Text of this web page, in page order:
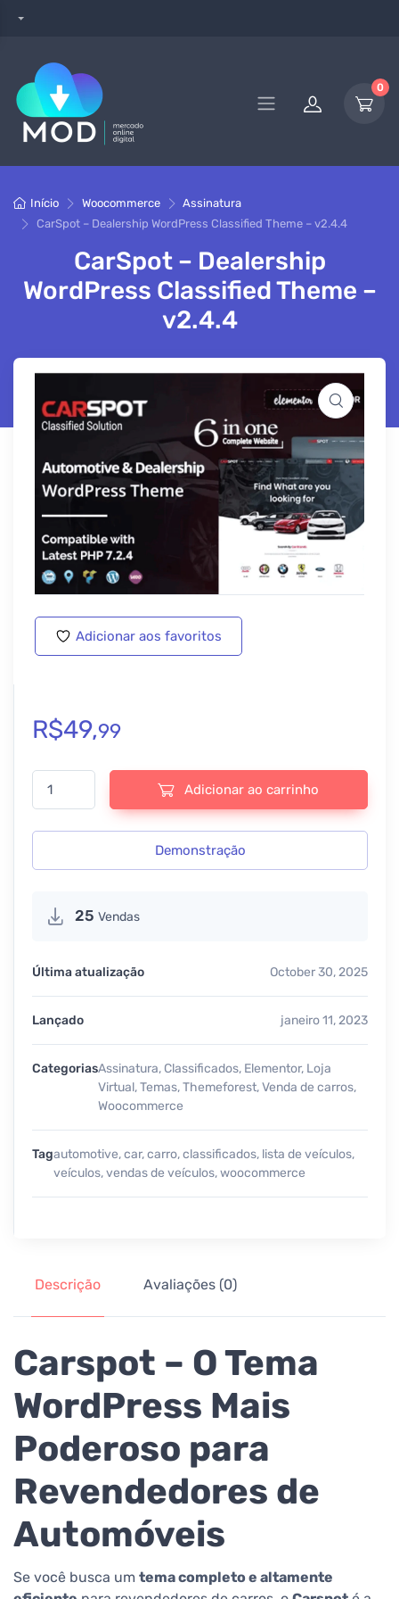
0
Início Woocommerce
Assinatura
CarSpot – Dealership WordPress Classified Theme – v2.4.4
CarSpot – Dealership
WordPress Classified Theme –
v2.4.4
Adicionar aos favoritos
R$49,99
CarSpot – Dealership WordPress Classified Theme - v2.4.4
Adicionar ao carrinho
Demonstração
25 Vendas
Última atualização October 30, 2025
Lançado janeiro 11, 2023
CategoriasAssinatura, Classificados, Elementor, Loja
Virtual,Temas,Themeforest,Venda de carros,
Woocommerce
Tagautomotive,car,carro,classificados, lista de veículos,
veículos,vendas de veículos,woocommerce
Descrição Avaliações (0)
Carspot – O Tema
WordPress Mais
Poderoso para
Revendedores de
Automóveis
Se você busca um tema completo e altamente